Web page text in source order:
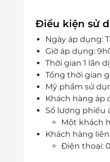
Điều kiện sử
Ngày áp dụng:
Giờ áp dụng:
Thời gian 1 lần
Tổng thời gian
Mỹ phẩm sử
Khách hàng áp
Số lượng phiếu
Một khách
Khách hàng
Điện thoại: